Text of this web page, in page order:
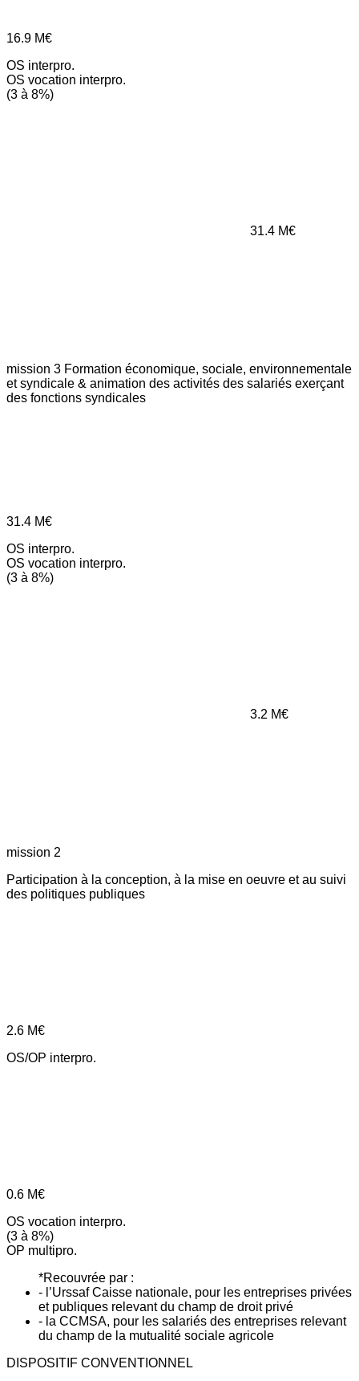
16.9 M€
OS interpro.
OS vocation interpro.
(3 à 8%)
31.4 M€
mission 3 Formation économique, sociale, environnementale
et syndicale & animation des activités des salariés exerçant
des fonctions syndicales
31.4 M€
OS interpro.
OS vocation interpro.
(3 à 8%)
3.2 M€
mission 2
Participation à la conception, à la mise en oeuvre et au suivi
des politiques publiques
2.6 M€
OS/OP interpro.
0.6 M€
OS vocation interpro.
(3 à 8%)
OP multipro.
*Recouvrée par :
- l’Urssaf Caisse nationale, pour les entreprises privées
et publiques relevant du champ de droit privé
- la CCMSA, pour les salariés des entreprises relevant
du champ de la mutualité sociale agricole
DISPOSITIF CONVENTIONNEL